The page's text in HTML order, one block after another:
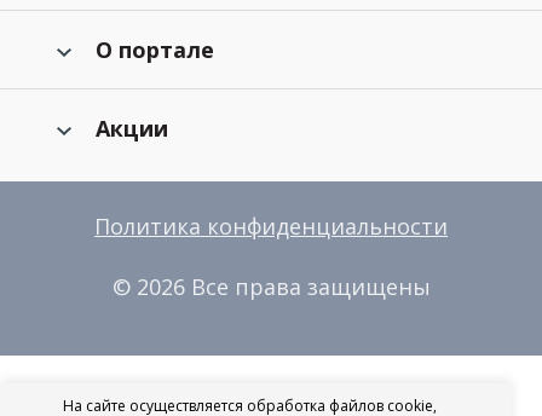
О портале
Акции
Политика конфиденциальности
© 2026 Все права защищены
На сайте осуществляется обработка файлов cookie,